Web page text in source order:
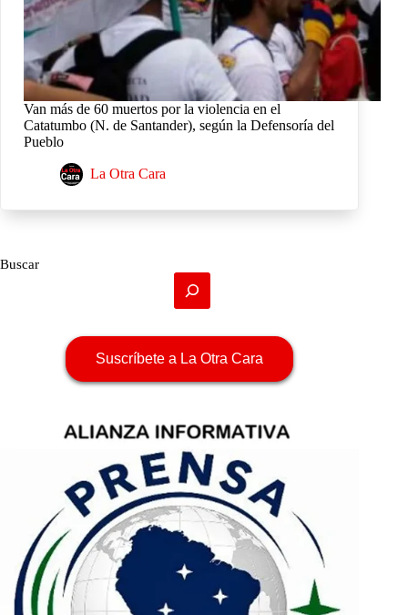
Van más de 60 muertos por la violencia en el
Catatumbo (N. de Santander), según la Defensoría del
Pueblo
La Otra Cara
Buscar
Suscríbete a La Otra Cara